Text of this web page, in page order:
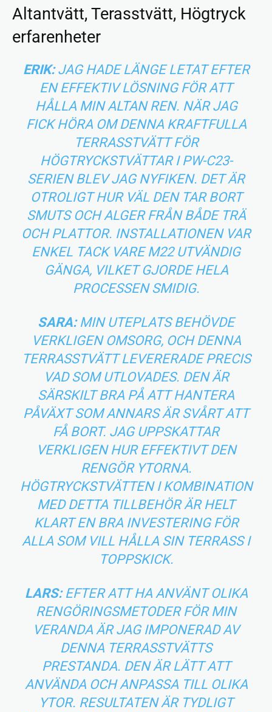
Altantvätt, Terasstvätt, Högtryck
erfarenheter
ERIK:JAG HADE LÄNGE LETAT EFTER
EN EFFEKTIV LÖSNING FÖR ATT
HÅLLA MIN ALTAN REN. NÄR JAG
FICK HÖRA OM DENNA KRAFTFULLA
TERRASSTVÄTT FÖR
HÖGTRYCKSTVÄTTAR I PW-C23-
SERIEN BLEV JAG NYFIKEN. DET ÄR
OTROLIGT HUR VÄL DEN TAR BORT
SMUTS OCH ALGER FRÅN BÅDE TRÄ
OCH PLATTOR. INSTALLATIONEN VAR
ENKEL TACK VARE M22 UTVÄNDIG
GÄNGA, VILKET GJORDE HELA
PROCESSEN SMIDIG.
SARA:MIN UTEPLATS BEHÖVDE
VERKLIGEN OMSORG, OCH DENNA
TERRASSTVÄTT LEVERERADE PRECIS
VAD SOM UTLOVADES. DEN ÄR
SÄRSKILT BRA PÅ ATT HANTERA
PÅVÄXT SOM ANNARS ÄR SVÅRT ATT
FÅ BORT. JAG UPPSKATTAR
VERKLIGEN HUR EFFEKTIVT DEN
RENGÖR YTORNA.
HÖGTRYCKSTVÄTTEN I KOMBINATION
MED DETTA TILLBEHÖR ÄR HELT
KLART EN BRA INVESTERING FÖR
ALLA SOM VILL HÅLLA SIN TERRASS I
TOPPSKICK.
LARS:EFTER ATT HA ANVÄNT OLIKA
RENGÖRINGSMETODER FÖR MIN
VERANDA ÄR JAG IMPONERAD AV
DENNA TERRASSTVÄTTS
PRESTANDA. DEN ÄR LÄTT ATT
ANVÄNDA OCH ANPASSA TILL OLIKA
YTOR. RESULTATEN ÄR TYDLIGT